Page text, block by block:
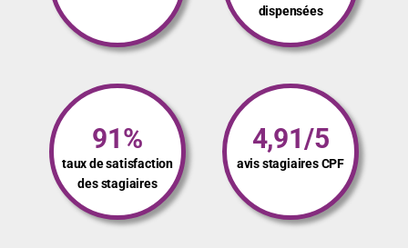
dispensées
91%
taux de satisfaction
des stagiaires
4,91/5
avis stagiaires CPF